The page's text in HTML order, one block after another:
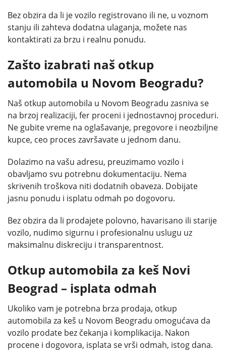
Bez obzira da li je vozilo registrovano ili ne, u voznom
stanju ili zahteva dodatna ulaganja, možete nas
kontaktirati za brzu i realnu ponudu.
Zašto izabrati naš otkup
automobila u Novom Beogradu?
Naš otkup automobila u Novom Beogradu zasniva se
na brzoj realizaciji, fer proceni i jednostavnoj proceduri.
Ne gubite vreme na oglašavanje, pregovore i neozbiljne
kupce, ceo proces završavate u jednom danu.
Dolazimo na vašu adresu, preuzimamo vozilo i
obavljamo svu potrebnu dokumentaciju. Nema
skrivenih troškova niti dodatnih obaveza. Dobijate
jasnu ponudu i isplatu odmah po dogovoru.
Bez obzira da li prodajete polovno, havarisano ili starije
vozilo, nudimo sigurnu i profesionalnu uslugu uz
maksimalnu diskreciju i transparentnost.
Otkup automobila za keš Novi
Beograd – isplata odmah
Ukoliko vam je potrebna brza prodaja, otkup
automobila za keš u Novom Beogradu omogućava da
vozilo prodate bez čekanja i komplikacija. Nakon
procene i dogovora, isplata se vrši odmah, istog dana.